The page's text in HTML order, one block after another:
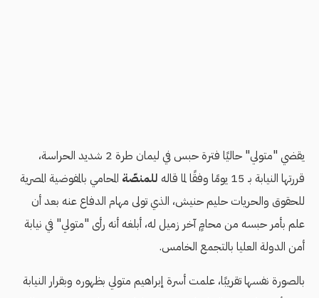
يقضي "متولي" حاليًا فترة حبس في ليمان طرة 2 شديد الحراسة،
قررتها النيابة بـ 15 يومًا وفقًا لما قاله
للمنصّة المحامي بالمفوضية المصرية
للحقوق والحريات حليم حنيش، الذي تولى مهام الدفاع عنه بعد أن
علم بأمر حبسه من محامٍ آخر زميل له، أبلغه أنه رأى "متولي" في نيابة
أمن الدولة العليا بالتجمع الخامس.
بالصورة نفسها تقريبًا، علمت أسرة إبراهيم متولي بظهوره وبقرار النيابة